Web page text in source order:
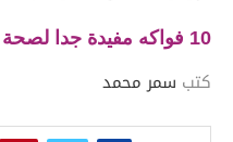
10 فواكه مفيدة جدا لصحة العضلات
كتب سمر محمد